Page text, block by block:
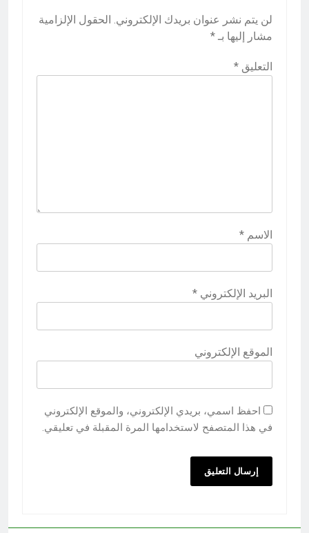
لن يتم نشر عنوان بريدك الإلكتروني. الحقول الإلزامية
مشار إليها بـ *
التعليق *
الاسم *
البريد الإلكتروني *
الموقع الإلكتروني
احفظ اسمي، بريدي الإلكتروني، والموقع الإلكتروني
في هذا المتصفح لاستخدامها المرة المقبلة في تعليقي.